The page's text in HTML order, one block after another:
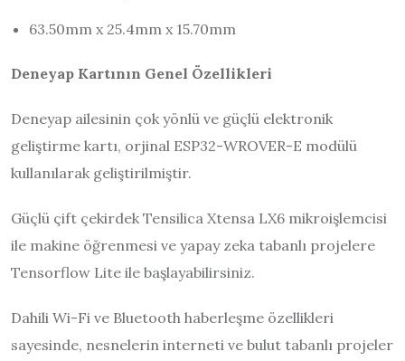
63.50mm x 25.4mm x 15.70mm
Deneyap Kartının Genel Özellikleri
Deneyap ailesinin çok yönlü ve güçlü elektronik
geliştirme kartı, orjinal ESP32-WROVER-E modülü
kullanılarak geliştirilmiştir.
Güçlü çift çekirdek Tensilica Xtensa LX6 mikroişlemcisi
ile makine öğrenmesi ve yapay zeka tabanlı projelere
Tensorflow Lite ile başlayabilirsiniz.
Dahili Wi-Fi ve Bluetooth haberleşme özellikleri
sayesinde, nesnelerin interneti ve bulut tabanlı projeler